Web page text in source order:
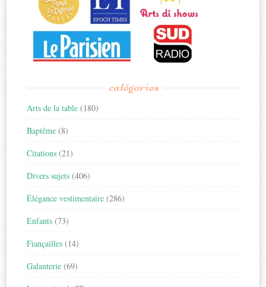
catégories
Arts de la table (180)
Baptême (8)
Citations (21)
Divers sujets (406)
Élégance vestimentaire (286)
Enfants (73)
Fiançailles (14)
Galanterie (69)